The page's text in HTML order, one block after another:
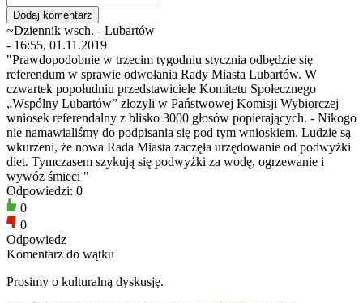
~Dziennik wsch. - Lubartów
- 16:55, 01.11.2019
"Prawdopodobnie w trzecim tygodniu stycznia odbędzie się
referendum w sprawie odwołania Rady Miasta Lubartów. W
czwartek popołudniu przedstawiciele Komitetu Społecznego
„Wspólny Lubartów” złożyli w Państwowej Komisji Wybiorczej
wniosek referendalny z blisko 3000 głosów popierających. - Nikogo
nie namawialiśmy do podpisania się pod tym wnioskiem. Ludzie są
wkurzeni, że nowa Rada Miasta zaczęła urzędowanie od podwyżki
diet. Tymczasem szykują się podwyżki za wodę, ogrzewanie i
wywóz śmieci "
Odpowiedzi: 0
0
0
Odpowiedz
Komentarz do wątku
Prosimy o kulturalną dyskusję.